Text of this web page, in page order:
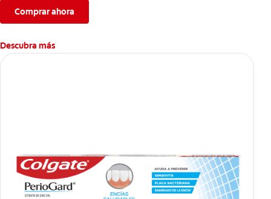
Comprar ahora
Descubra más